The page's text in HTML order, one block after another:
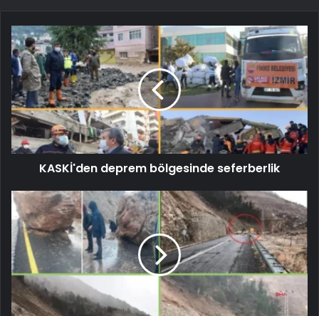
KASKİ'den deprem bölgesinde seferberlik